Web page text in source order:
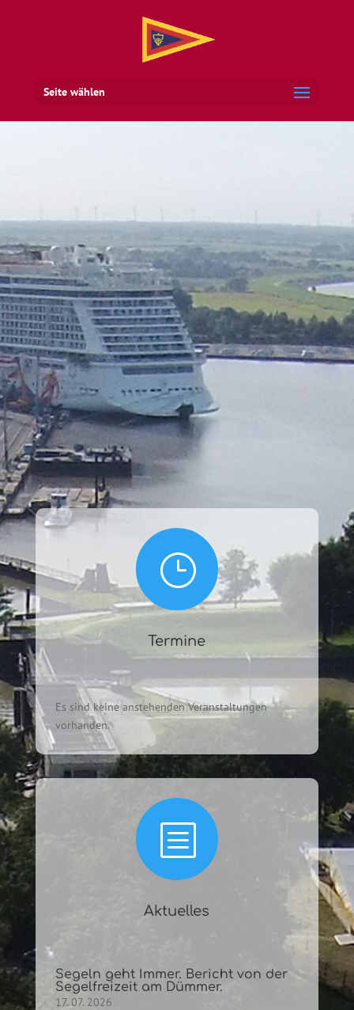
Seite wählen
}
Termine
Es sind keine anstehenden Veranstaltungen
vorhanden.
b
Aktuelles
Segeln geht Immer. Bericht von der
Segelfreizeit am Dümmer.
17. 07. 2026